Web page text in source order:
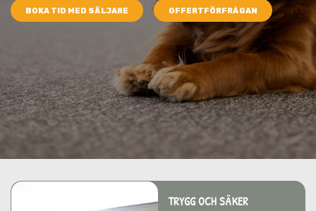
BOKA TID MED SÄLJARE OFFERTFÖRFRÅGAN
TRYGG OCH SÄKER